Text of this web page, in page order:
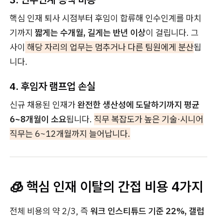
핵심 인재 퇴사 시점부터 후임이 합류해 인수인계를 마치
기까지 짧게는 수개월, 길게는 반년 이상이 걸립니다. 그
사이 해당 자리의 업무는 멈추거나 다른 팀원에게 분산됩
니다.
4. 후임자 램프업 손실
신규 채용된 인재가완전한 생산성에 도달하기까지 평균
6~8개월이 소요됩니다. 직무 복잡도가 높은 기술·시니어
직무는 6~12개월까지 늘어납니다.
🧊 핵심 인재 이탈의 간접 비용 4가지
전체 비용의 약 2/3, 즉 워크 인스티튜드 기준 22%, 갤럽